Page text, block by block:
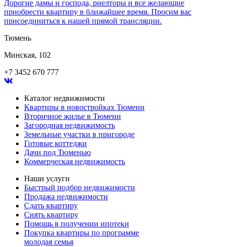
Дорогие дамы и господа, риелторы и все желающие
приобрести квартиру в ближайшее время. Просим вас
присоединиться к нашей прямой трансляции.
Тюмень
Минская, 102
+7 3452 670 777
Каталог недвижимости
Квартиры в новостройках Тюмени
Вторичное жилье в Тюмени
Загородная недвижимость
Земельные участки в пригороде
Готовые коттеджи
Дачи под Тюменью
Коммерческая недвижимость
Наши услуги
Быстрый подбор недвижимости
Продажа недвижимости
Сдать квартиру
Снять квартиру
Помощь в получении ипотеки
Покупка квартиры по программе
молодая семья